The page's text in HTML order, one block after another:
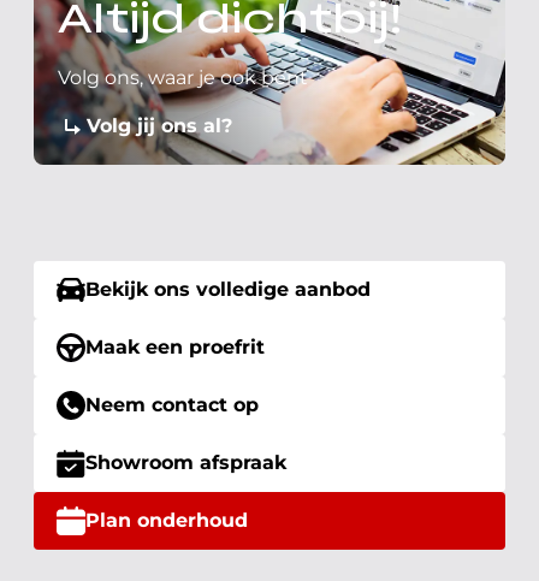
Altijd dichtbij!
Volg ons, waar je ook bent
Volg jij ons al?
Bekijk ons volledige aanbod
Maak een proefrit
Neem contact op
Showroom afspraak
Plan onderhoud